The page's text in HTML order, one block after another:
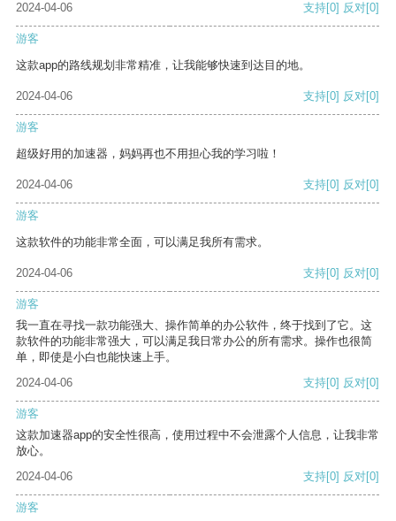
2024-04-06 支持[0] 反对[0]
游客
这款app的路线规划非常精准，让我能够快速到达目的地。
2024-04-06 支持[0] 反对[0]
游客
超级好用的加速器，妈妈再也不用担心我的学习啦！
2024-04-06 支持[0] 反对[0]
游客
这款软件的功能非常全面，可以满足我所有需求。
2024-04-06 支持[0] 反对[0]
游客
我一直在寻找一款功能强大、操作简单的办公软件，终于找到了它。这
款软件的功能非常强大，可以满足我日常办公的所有需求。操作也很简
单，即使是小白也能快速上手。
2024-04-06
支持[0] 反对[0]
游客
这款加速器app的安全性很高，使用过程中不会泄露个人信息，让我非常
放心。
2024-04-06
支持[0] 反对[0]
游客